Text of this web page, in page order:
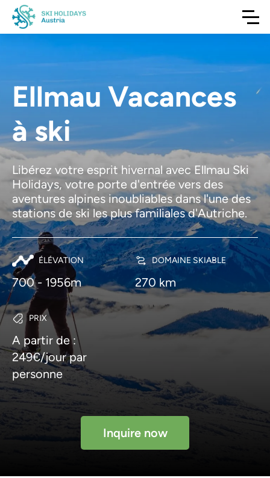
Ellmau Vacances
à ski
Libérez votre esprit hivernal avec Ellmau Ski
Holidays, votre porte d'entrée vers des
aventures alpines inoubliables dans l'une des
stations de ski les plus familiales d'Autriche.
ÉLÉVATION
700 - 1956m
DOMAINE SKIABLE
270 km
PRIX
A partir de :
249€/jour par
personne
Inquire now